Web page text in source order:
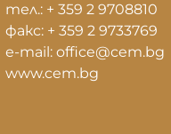
тел.: + 359 2 9708810
факс: + 359 2 9733769
е-mail: office@cem.bg
www.cem.bg